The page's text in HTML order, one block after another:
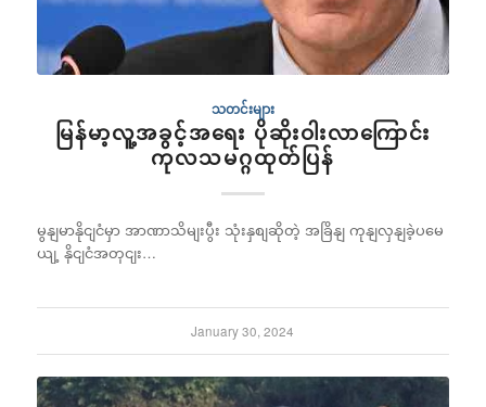
သတင်းများ
မြန်မာ့လူ့အခွင့်အရေး ပိုဆိုးဝါးလာကြောင်း
ကုလသမဂ္ဂထုတ်ပြန်
မွနျမာနိုငျငံမှာ အာဏာသိမျးပွီး သုံးနှစျဆိုတဲ့ အခြိနျ ကုနျလှနျခဲ့ပမေ
ယျ့ နိုငျငံအတှငျး…
January 30, 2024